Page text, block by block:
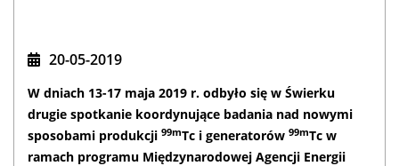
20-05-2019
W dniach 13-17 maja 2019 r. odbyło się w Świerku
drugie spotkanie koordynujące badania nad nowymi
sposobami produkcji 99mTc i generatorów 99mTc w
ramach programu Międzynarodowej Agencji Energii